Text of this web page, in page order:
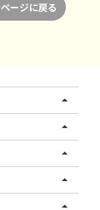
ージに戻る
arrow_drop_up
arrow_drop_up
arrow_drop_up
arrow_drop_up
arrow_drop_up